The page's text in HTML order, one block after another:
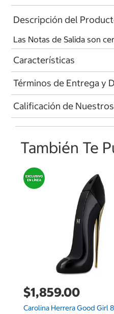
Descripción del
Las Notas de Salida son
Características
Términos de Entrega y
Calificación de
También Te
$1,859.00
Carolina Herrera Good Girl